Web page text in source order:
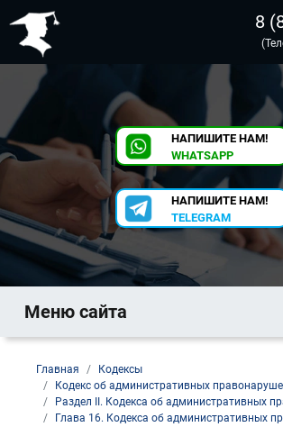
8
НАПИШИТЕ НАМ!
WHATSAPP
НАПИШИТЕ НАМ!
TELEGRAM
Меню сайта
Главная
Кодексы
Кодекс об административных
Раздел II. Кодекса об административных
Глава 16. Кодекса об административных